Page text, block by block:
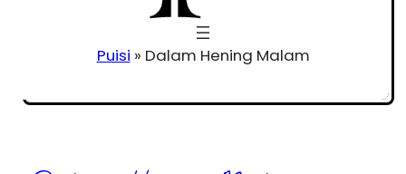
Puisi » Dalam Hening Malam